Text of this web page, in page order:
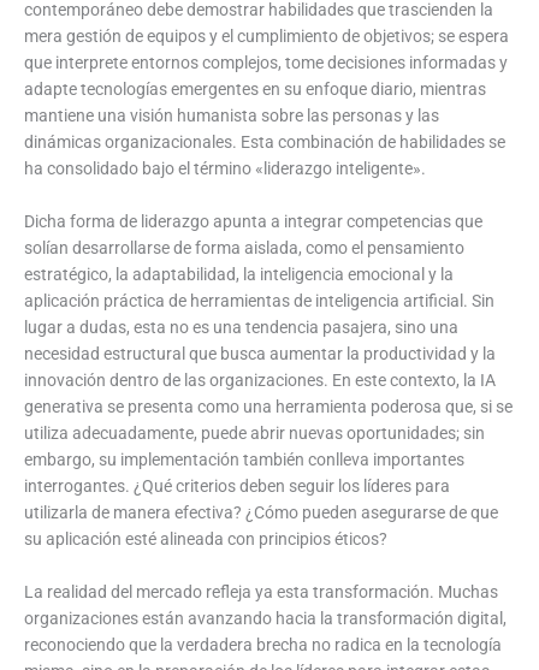
contemporáneo debe demostrar habilidades que trascienden la
mera gestión de equipos y el cumplimiento de objetivos; se espera
que interprete entornos complejos, tome decisiones informadas y
adapte tecnologías emergentes en su enfoque diario, mientras
mantiene una visión humanista sobre las personas y las
dinámicas organizacionales. Esta combinación de habilidades se
ha consolidado bajo el término «liderazgo inteligente».
Dicha forma de liderazgo apunta a integrar competencias que
solían desarrollarse de forma aislada, como el pensamiento
estratégico, la adaptabilidad, la inteligencia emocional y la
aplicación práctica de herramientas de inteligencia artificial. Sin
lugar a dudas, esta no es una tendencia pasajera, sino una
necesidad estructural que busca aumentar la productividad y la
innovación dentro de las organizaciones. En este contexto, la IA
generativa se presenta como una herramienta poderosa que, si se
utiliza adecuadamente, puede abrir nuevas oportunidades; sin
embargo, su implementación también conlleva importantes
interrogantes. ¿Qué criterios deben seguir los líderes para
utilizarla de manera efectiva? ¿Cómo pueden asegurarse de que
su aplicación esté alineada con principios éticos?
La realidad del mercado refleja ya esta transformación. Muchas
organizaciones están avanzando hacia la transformación digital,
reconociendo que la verdadera brecha no radica en la tecnología